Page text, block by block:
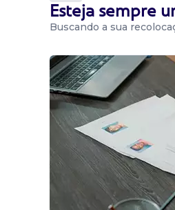
Esteja sempre
Buscando a sua